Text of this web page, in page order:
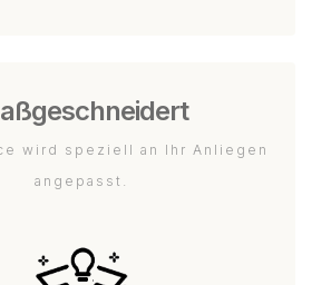
wird speziell an Ihr Anliegen
angepasst.